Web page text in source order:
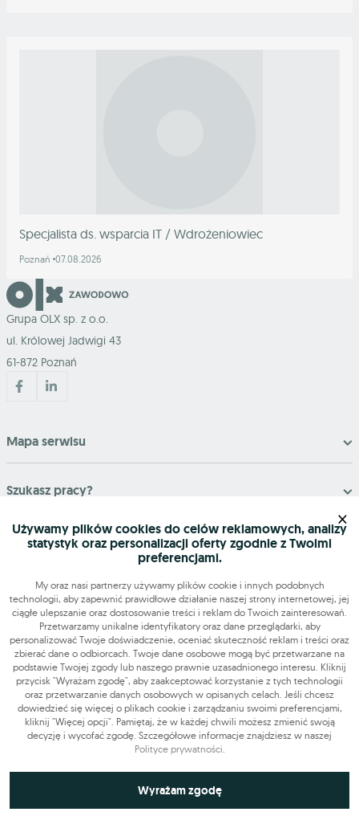
Specjalista ds. wsparcia IT / Wdrożeniowiec
Poznań 07.08.2026
Grupa OLX sp. z o.o.
ul. Królowej Jadwigi 43
61-872 Poznań
Mapa serwisu
Szukasz pracy?
Znajdź nas
Narzędzia
OLX-praca © 2026. Wszelkie prawa zastrzeżone.
OLX Praca Budowa i remontyProdukcjaAdministracjaSprzedaż
Praca dodatkowa i sezonowa
Używamy plików cookies do celów reklamowych, analizy
statystyk oraz personalizacji oferty zgodnie z Twoimi
preferencjami.
My oraz nasi partnerzy używamy plików cookie i innych podobnych
technologii, aby zapewnić prawidłowe działanie naszej strony internetowej, jej
ciągłe ulepszanie oraz dostosowanie treści i reklam do Twoich zainteresowań.
Przetwarzamy unikalne identyfikatory oraz dane przeglądarki, aby
personalizować Twoje doświadczenie, oceniać skuteczność reklam i treści oraz
zbierać dane o odbiorcach. Twoje dane osobowe mogą być przetwarzane na
podstawie Twojej zgody lub naszego prawnie uzasadnionego interesu. Kliknij
przycisk "Wyrażam zgodę", aby zaakceptować korzystanie z tych technologii
oraz przetwarzanie danych osobowych w opisanych celach. Jeśli chcesz
dowiedzieć się więcej o plikach cookie i zarządzaniu swoimi preferencjami,
kliknij "Więcej opcji". Pamiętaj, że w każdej chwili możesz zmienić swoją
decyzję i wycofać zgodę. Szczegółowe informacje znajdziesz w naszej
Polityce prywatności.
Niezbędne do funkcjonowania strony
Wyrażam zgodę
×